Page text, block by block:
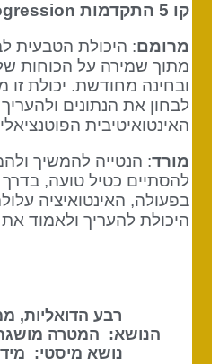
קו 5 התקדמות
מרומם: היכולת הטבעית
מתוך שמירה על הכוחות
ובחינה מחודשת. יכולת זו
לבחון את הנתונים
האינטואיטיבית
מורד: הנטייה להמשיך
להסתיים כטיל טועה,
בפעולה, האינטואיציה
היכולת להעריך ולאמוד
רבע הדואליות,
הנושא: המטרה מושגת
נושא מיסטי: